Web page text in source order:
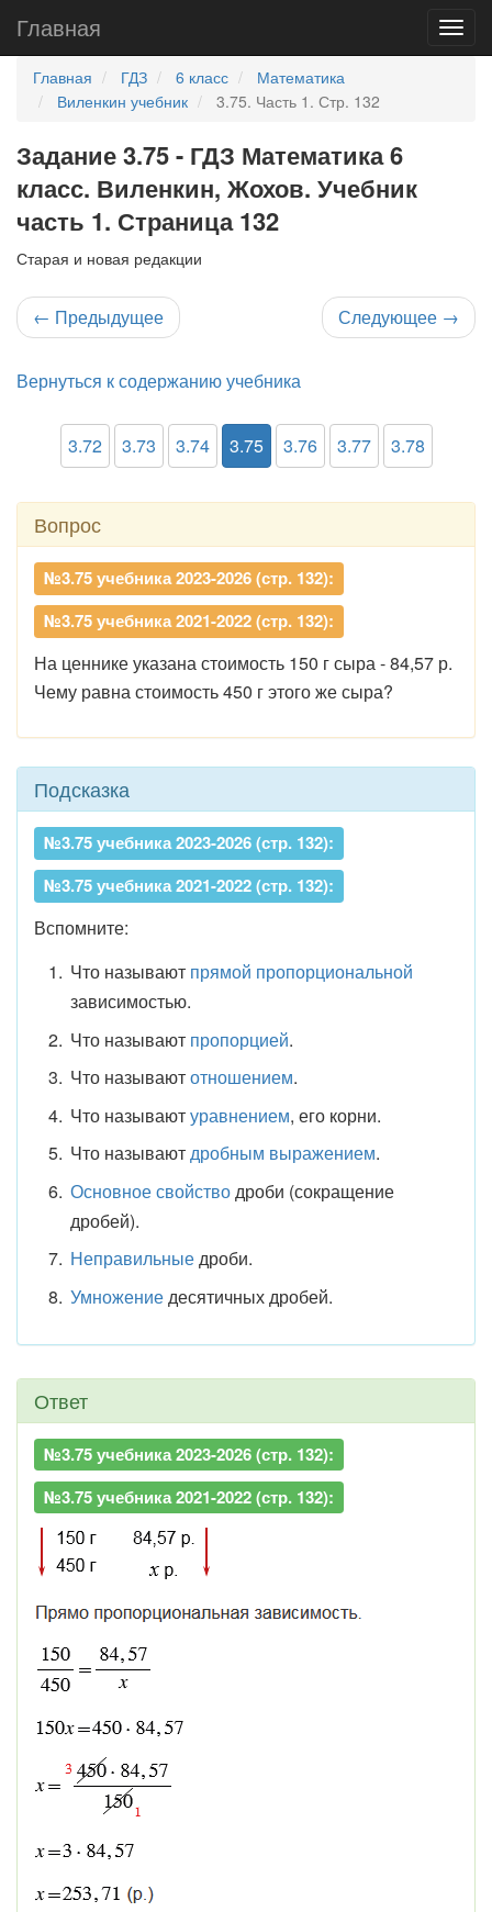
Главная
Главная ГДЗ 6 класс
Математика
Виленкин учебник
3.75. Часть 1. Стр. 132
Задание 3.75 - ГДЗ Математика 6
класс. Виленкин, Жохов. Учебник
часть 1. Страница 132
Старая и новая редакции
← Предыдущее Следующее →
Вернуться к содержанию учебника
3.72 3.73 3.74 3.75 3.76 3.77 3.78
Вопрос
№3.75 учебника 2023-2026 (стр. 132):
№3.75 учебника 2021-2022 (стр. 132):
На ценнике указана стоимость 150 г сыра - 84,57 р.
Чему равна стоимость 450 г этого же сыра?
Подсказка
№3.75 учебника 2023-2026 (стр. 132):
№3.75 учебника 2021-2022 (стр. 132):
Вспомните:
Что называют прямой пропорциональной
зависимостью.
Что называют пропорцией.
Что называютотношением.
Что называютуравнением, его корни.
Что называютдробным выражением.
Основное свойстводроби (сокращение
дробей).
Неправильныедроби.
Умножениедесятичных дробей.
Ответ
№3.75 учебника 2023-2026 (стр. 132):
№3.75 учебника 2021-2022 (стр. 132):